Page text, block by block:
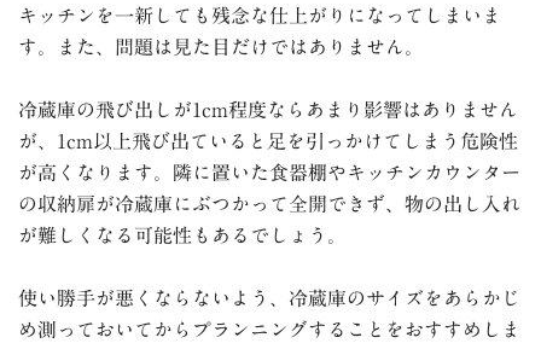
キッチンを一新しても残念な仕上がりになってしまいま
す。また、問題は見た目だけではありません。
冷蔵庫の飛び出しが1cm程度ならあまり影響はありません
が、 1cm以上飛び出ていると足を引っかけてしまう危険性
が高くなります。隣に置いた食器棚やキッチンカウンター
の収納扉が冷蔵庫にぶつかって全開できず、物の出し入れ
が難しくなる可能性もあるでしょう。
使い勝手が悪くならないよう、冷蔵庫のサイズをあらかじ
め測っておいてからプランニングすることをおすすめしま